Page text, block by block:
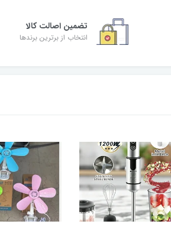
تضمین اصالت کالا
انتخاب از برترین برندها